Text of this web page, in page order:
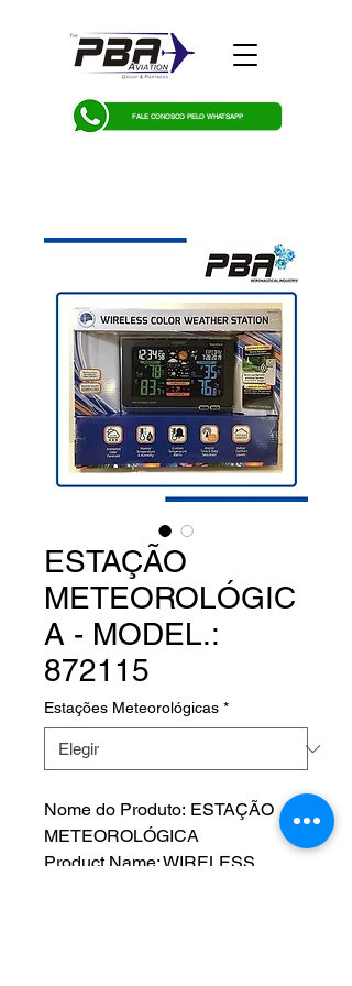
FALE CONOSCO PELO WHATSAPP
ESTAÇÃO
METEOROLÓGIC
A - MODEL.:
872115
Estações Meteorológicas *
Nome do Produto: ESTAÇÃO
METEOROLÓGICA
Product Name: WIRELESS